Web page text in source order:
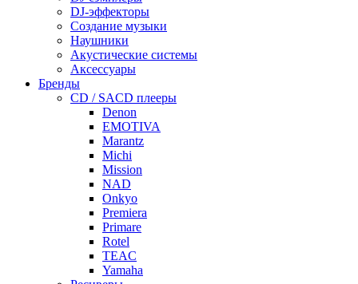
DJ-эффекторы
Создание музыки
Наушники
Акустические системы
Аксессуары
Бренды
CD / SACD плееры
Denon
EMOTIVA
Marantz
Michi
Mission
NAD
Onkyo
Premiera
Primare
Rotel
TEAC
Yamaha